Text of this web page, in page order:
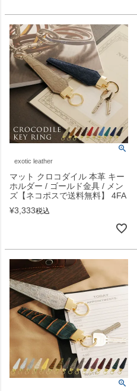
exotic leather
マット クロコダイル 本革 キー
ホルダー / ゴールド金具 / メン
ズ【ネコポスで送料無料】 4FA
¥3,333税込